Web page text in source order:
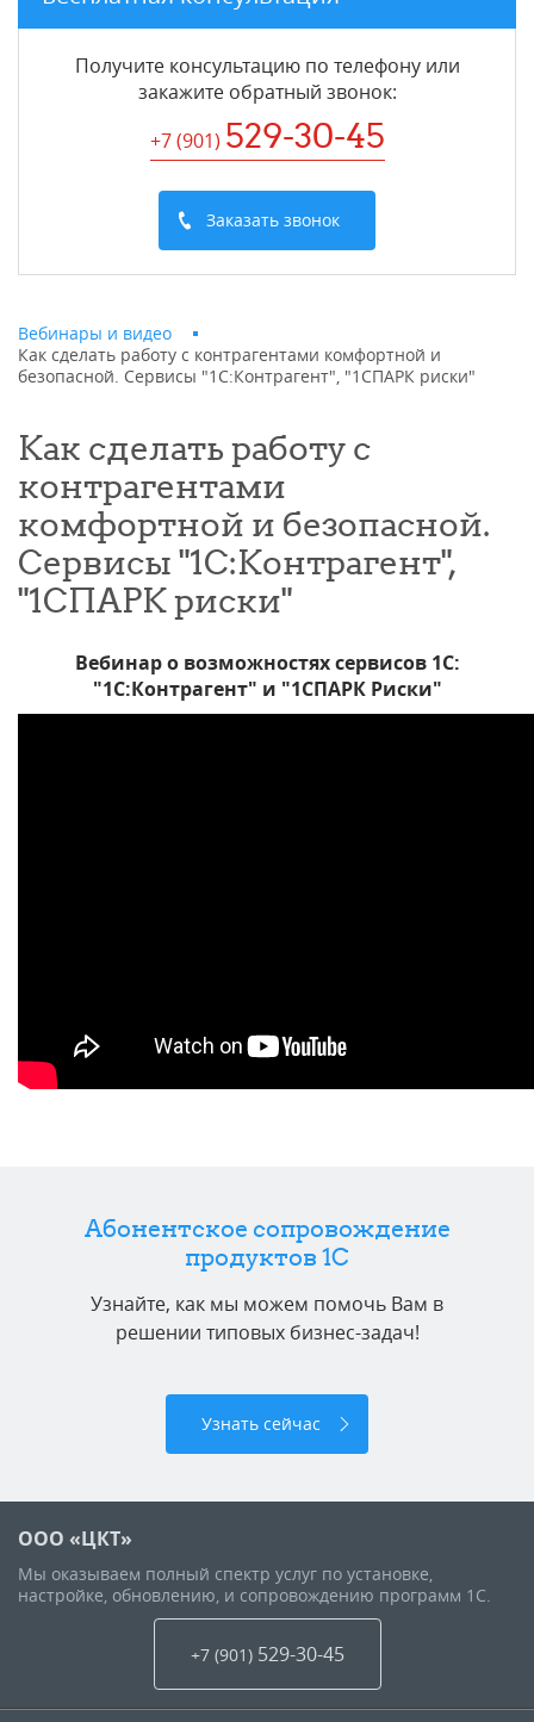
Получите консультацию по телефону или
закажите обратный звонок:
+7 (901) 529-30-45
Заказать звонок
Вебинары и видео
Как сделать работу с контрагентами комфортной и
безопасной. Сервисы "1С:Контрагент", "1СПАРК риски"
Как сделать работу с
контрагентами
комфортной и безопасной.
Сервисы "1С:Контрагент",
"1СПАРК риски"
Вебинар о возможностях сервисов 1С:
"1С:Контрагент" и "1СПАРК Риски"
Абонентское сопровождение
продуктов 1C
Узнайте, как мы можем помочь Вам в
решении типовых бизнес-задач!
Узнать сейчас
ООО «ЦКТ»
Мы оказываем полный спектр услуг по установке,
настройке, обновлению, и сопровождению программ 1С.
+7 (901) 529-30-45